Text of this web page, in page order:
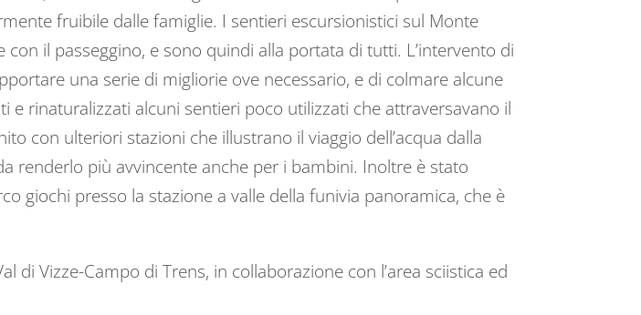
fruibile dalle famiglie. I sentieri escursionistici sul Monte
il passeggino, e sono quindi alla portata di tutti. L’intervento di
una serie di migliorie ove necessario, e di colmare alcune
rinaturalizzati alcuni sentieri poco utilizzati che attraversavano il
con ulteriori stazioni che illustrano il viaggio dell’acqua dalla
renderlo più avvincente anche per i bambini. Inoltre è stato
giochi presso la stazione a valle della funivia panoramica, che è
di Vizze-Campo di Trens, in collaborazione con l’area sciistica ed